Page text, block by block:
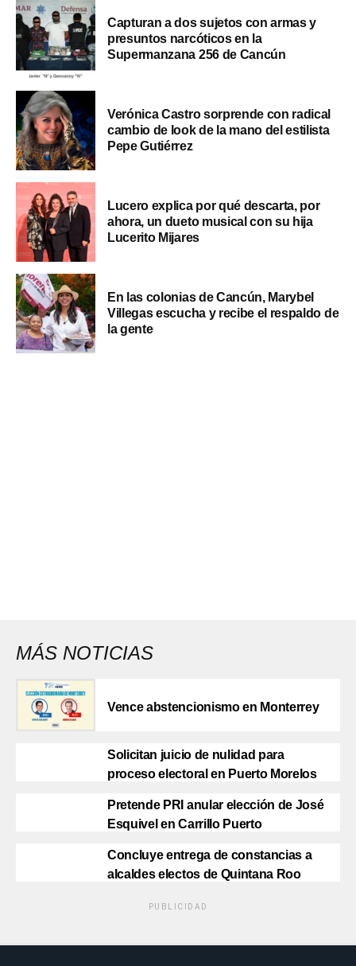
Capturan a dos sujetos con armas y
presuntos narcóticos en la
Supermanzana 256 de Cancún
Verónica Castro sorprende con radical
cambio de look de la mano del estilista
Pepe Gutiérrez
Lucero explica por qué descarta, por
ahora, un dueto musical con su hija
Lucerito Mijares
En las colonias de Cancún, Marybel
Villegas escucha y recibe el respaldo de
la gente
MÁS NOTICIAS
Vence abstencionismo en Monterrey
Solicitan juicio de nulidad para
proceso electoral en Puerto Morelos
Pretende PRI anular elección de José
Esquivel en Carrillo Puerto
Concluye entrega de constancias a
alcaldes electos de Quintana Roo
PUBLICIDAD